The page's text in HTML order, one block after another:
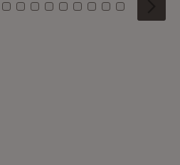
2 3 4
Kachel: 5
Zu Kachel: 6
Zu Kachel: 7
Zu Kachel: 8
Zu Kachel: 9
Zu Kachel: 10
Zu Kachel: 11
Zu Kachel: 12
Zu Kachel:
Zu